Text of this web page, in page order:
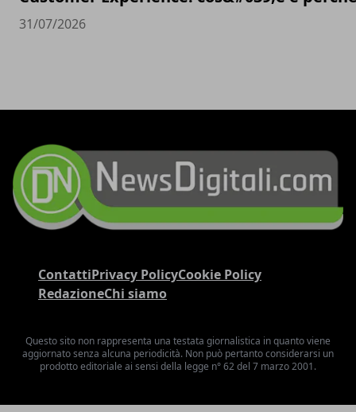
31/07/2026
ContattiPrivacy PolicyCookie Policy
RedazioneChi siamo
Questo sito non rappresenta una testata giornalistica in quanto viene
aggiornato senza alcuna periodicità. Non può pertanto considerarsi un
prodotto editoriale ai sensi della legge n° 62 del 7 marzo 2001.